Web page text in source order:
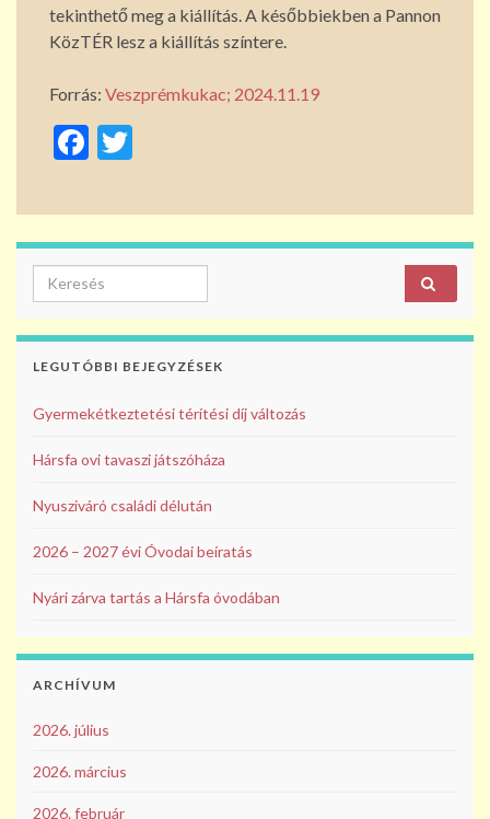
tekinthető meg a kiállítás. A későbbiekben a Pannon
KözTÉR lesz a kiállítás színtere.
Forrás: Veszprémkukac; 2024.11.19
F
e
b
o
o
k
itt
er
Search for:
LEGUTÓBBI BEJEGYZÉSEK
Gyermekétkeztetési térítési díj változás
Hársfa ovi tavaszi játszóháza
Nyusziváró családi délután
2026 – 2027 évi Óvodai beíratás
Nyári zárva tartás a Hársfa óvodában
ARCHÍVUM
2026. július
2026. március
2026. február